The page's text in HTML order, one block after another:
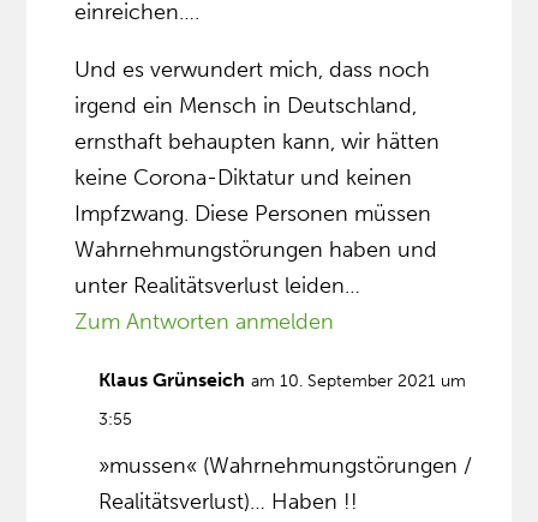
einreichen….
Und es verwundert mich, dass noch
irgend ein Mensch in Deutschland,
ernsthaft behaupten kann, wir hätten
keine Corona-Diktatur und keinen
Impfzwang. Diese Personen müssen
Wahrnehmungstörungen haben und
unter Realitätsverlust leiden…
Zum Antworten anmelden
Klaus Grünseich am 10. September 2021 um
3:55
»mussen« (Wahrnehmungstörungen /
Realitätsverlust)… Haben !!